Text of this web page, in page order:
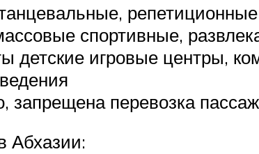
спортивные,
детские игровые центры,
запрещена перевозка
Абхазии: